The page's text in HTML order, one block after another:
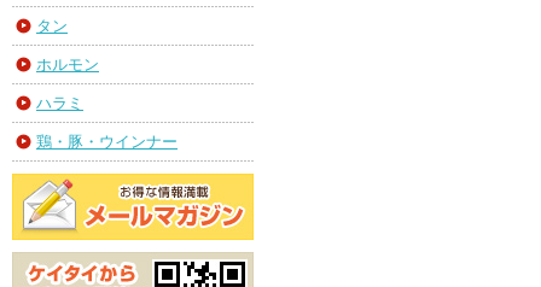
タン
ホルモン
ハラミ
鶏・豚・ウインナー